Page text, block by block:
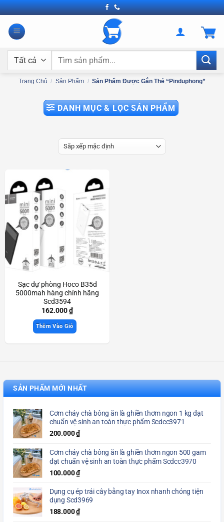
Bỏ
qua
nội
Tìm
Trang Chủ / Sản Phẩm / Sản Phẩm Được Gắn Thẻ “pinduphong”
DANH MỤC & LỌC SẢN PHẨM
Sạc dự phòng Hoco B35d
5000mah hàng chính hãng
Scd3594
162.000₫
Thêm Vào Giỏ
SẢN PHẨM MỚI NHẤT
Cơm cháy chà bông ăn là ghiền thơm ngon 1 kg đạt
chuẩn vệ sinh an toàn thực phẩm Scdcc3971
200.000₫
Cơm cháy chà bông ăn là ghiền thơm ngon 500 gam
đạt chuẩn vệ sinh an toàn thực phẩm Scdcc3970
100.000₫
Dụng cụ ép trái cây bằng tay Inox nhanh chóng tiện
dụng Scd3969
188.000₫